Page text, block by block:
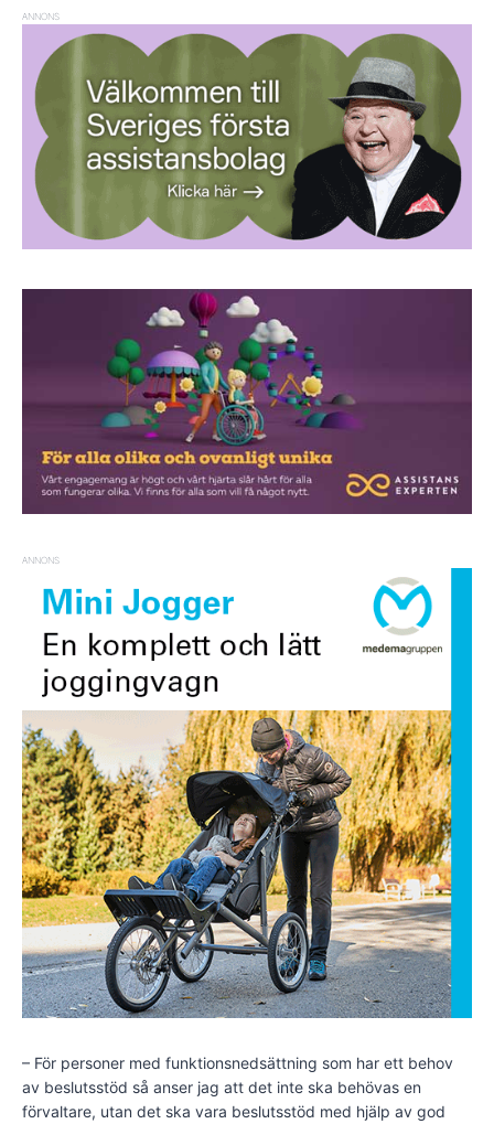
ANNONS
ANNONS
– För personer med funktionsnedsättning som har ett behov
av beslutsstöd så anser jag att det inte ska behövas en
förvaltare, utan det ska vara beslutsstöd med hjälp av god